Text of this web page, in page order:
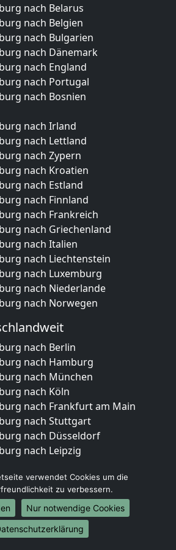
nach Belarus
nach Belgien
nach Bulgarien
nach Dänemark
nach England
nach Portugal
nach Bosnien
nach Irland
nach Lettland
nach Zypern
nach Kroatien
nach Estland
nach Finnland
nach Frankreich
nach Griechenland
nach Italien
nach Liechtenstein
nach Luxemburg
nach Niederlande
nach Norwegen
nach Berlin
nach Hamburg
nach München
nach Köln
nach Frankfurt am Main
nach Stuttgart
nach Düsseldorf
nach Leipzig
nach Essen
nach Bremen
nach Dresden
nach Hannover
nach Nürnberg
verwendet Cookies um die
zu verbessern.
Nur notwendige Cookies